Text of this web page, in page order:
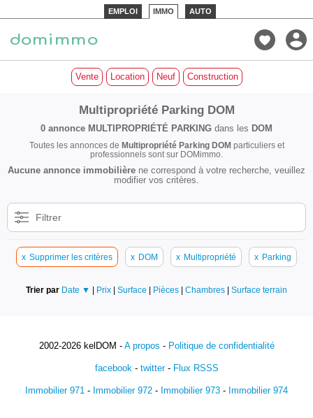
EMPLOI IMMO AUTO
Vente Location Neuf Construction
Multipropriété Parking DOM
0 annonce MULTIPROPRIÉTÉ PARKING dans les DOM
Toutes les annonces de Multipropriété Parking DOMparticuliers et
professionnels sont sur DOMimmo.
Aucune annonce immobilière ne correspond à votre recherche, veuillez
modifier vos critères.
Filtrer
x Supprimer les critères x DOM x Multipropriété x Parking
Trier par Date ▼ | Prix | Surface | Pièces | Chambres | Surface terrain
2002-2026 kelDOM - A propos - Politique de confidentialité
facebook- twitter- Flux RSSS
Immobilier 971 - Immobilier 972 - Immobilier 973 - Immobilier 974